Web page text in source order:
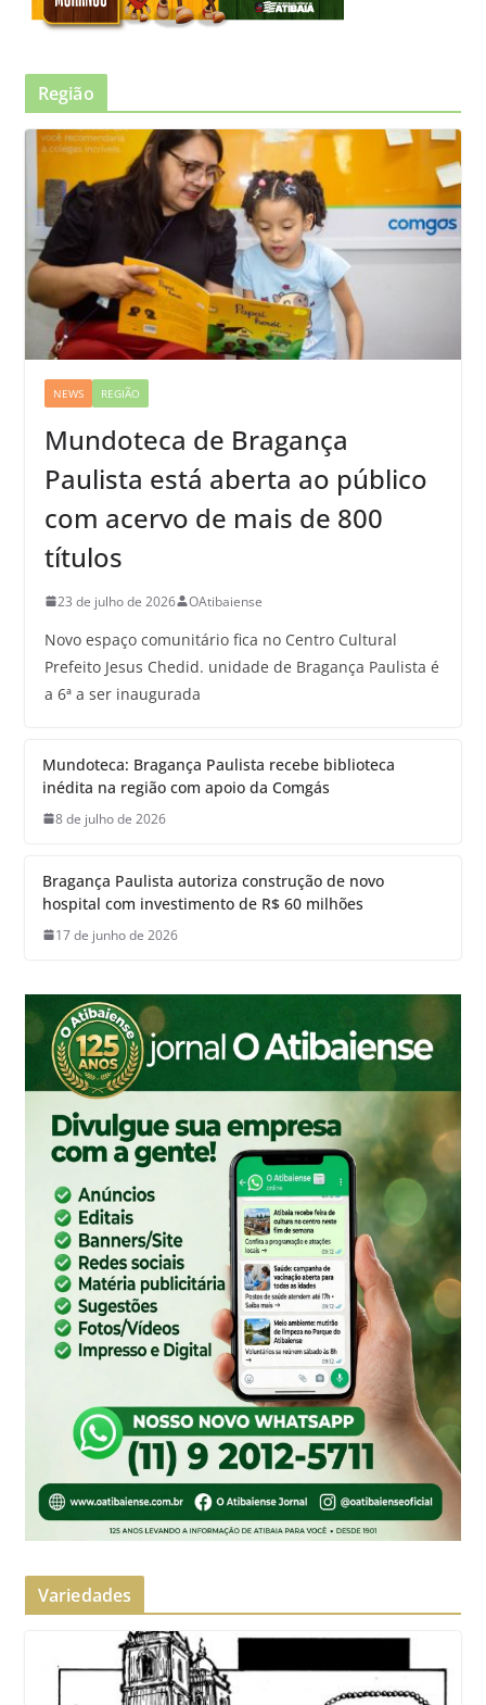
Região
NEWS REGIÃO
Mundoteca de Bragança
Paulista está aberta ao público
com acervo de mais de 800
títulos
23 de julho de 2026 OAtibaiense
Novo espaço comunitário fica no Centro Cultural
Prefeito Jesus Chedid. unidade de Bragança Paulista é
a 6ª a ser inaugurada
Mundoteca: Bragança Paulista recebe biblioteca
inédita na região com apoio da Comgás
8 de julho de 2026
Bragança Paulista autoriza construção de novo
hospital com investimento de R$ 60 milhões
17 de junho de 2026
Variedades